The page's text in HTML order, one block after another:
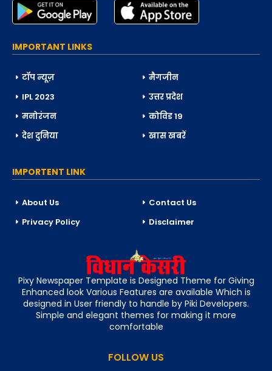
IMPORTANT LINKS
टॉप न्यूज़
मैगजीन
IPL 2023
उत्तर प्रदेश
मनोरंजन
कोविड 19
देश दुनिया
खास खबरें
IMPORTENT LINK
About Us
Contact Us
Privacy Policy
Disclaimer
Pixy Newspaper Template is Designed Theme for Giving
Enhanced look Various Features are available Which is
designed in User friendly to handle by Piki Developers.
Simple and elegant themes for making it more
comfortable
FOLLOW US